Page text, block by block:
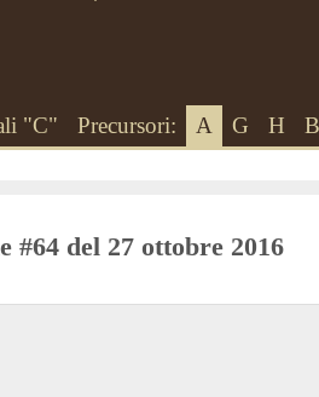
"C" Precursori: A G H B
#64 del 27 ottobre 2016